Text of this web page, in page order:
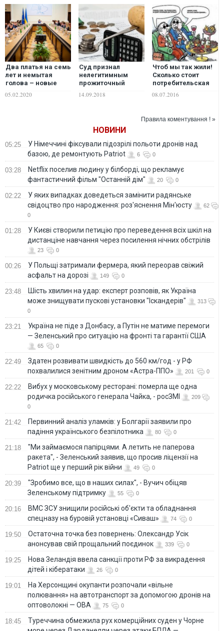
Два платья на семь
лет и немытая
голова – новые
05.02.2020
Суд признал
нелегитимным
прожиточный
14.09.2018
Чтоб мы так жили!
Сколько стоит
потребительская
Европе"
08.07.2016
Правила коментування ! »
НОВИНИ
05:25
У Німеччині фіксували підозрілі польоти дронів над
базою, де ремонтують Patriot
6 0
03:28
Netflix поселив людину у білборді, що рекламує
фантастичний фільм "Останній дім"
20 0
02:22
У яких випадках доведеться замінити радянське
свідоцтво про народження: роз'яснення Мін'юсту
62
0
01:28
У Києві створили петицію про переведення всіх шкіл на
дистанціне навчання через посилення нічних обстрілів
23 0
00:26
У Польщі затримали фермера, який переорав свіжий
асфальт на дорозі
149 0
23:48
Шість хвилин на удар: експерт розповів, як Україна
може знищувати пускові установки "Іскандерів"
313
0
23:21
Україна не піде з Донбасу, а Путін не матиме перемоги
— Зеленський про ситуацію на фронті та гарантії США
65 0
22:49
Здатен розвивати швидкість до 560 км/год - у РФ
похвалилися зенітним дроном «Астра-ППО»
201 0
22:22
Вибух у московському ресторані: померла ще одна
родичка російського генерала Чайка, - росЗМІ
209
0
21:42
Первинний аналіз уламків: у Болгарії заявили про
падіння українського безпілотника
80 0
21:18
"Ми займаємося папірцями. А летить не паперова
ракета", - Зеленський заявив, що просив ліцензії на
Patriot ще у перший рік війни
49 0
20:39
"Зробимо все, що в наших силах", - Вучич обіцяв
Зеленському підтримку
55 0
20:16
ВМС ЗСУ знищили російські об'єкти та обладнання
спецназу на буровій установці «Сиваш»
74 0
19:50
Остаточна точка без повернень: Олександр Усік
анонсував свій прощальний поєдинок
339 0
19:25
Нова Зеландія ввела санкції проти РФ за викрадення
дітей і кібератаки
26 0
19:01
На Херсонщині окупанти розпочали «вільне
полювання» на автотранспорт за допомогою дронів на
оптоволокні — ОВА
75 0
18:45
Туреччина обмежила рух комерційних суден у Чорне